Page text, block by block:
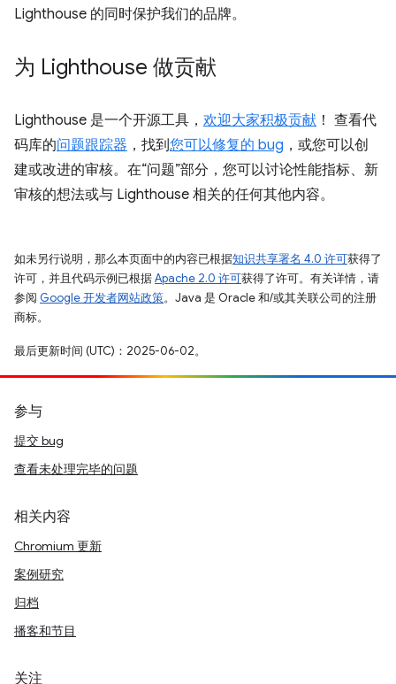
Lighthouse 的同时保护我们的品牌。
为 Lighthouse 做贡献
Lighthouse 是一个开源工具， 欢迎大家积极贡献 ！ 查看代
码库的问题跟踪器 ，找到您可以修复的 bug ，或您可以创
建或改进的审核。在“问题”部分，您可以讨论性能指标、新
审核的想法或与 Lighthouse 相关的任何其他内容。
如未另行说明，那么本页面中的内容已根据知识共享署名 4.0 许可获得了
许可，并且代码示例已根据Apache 2.0 许可获得了许可。有关详情，请
参阅 Google 开发者网站政策。Java 是 Oracle 和/或其关联公司的注册
商标。
最后更新时间 (UTC)：2025-06-02。
参与
提交 bug
查看未处理完毕的问题
相关内容
Chromium 更新
案例研究
归档
播客和节目
关注